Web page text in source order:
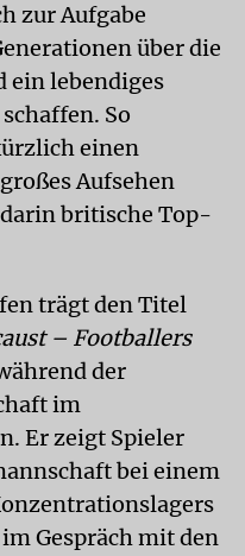
zur Aufgabe
über die
ein lebendiges
So
einen
Aufsehen
britische Top-
trägt den Titel
– Footballers
der
im
Er zeigt Spieler
bei einem
Gespräch mit den